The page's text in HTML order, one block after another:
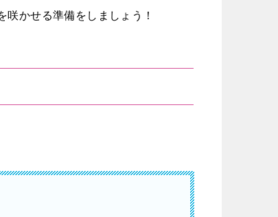
かせる準備をしましょう！